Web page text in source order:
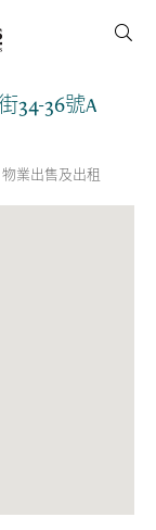
34-36號A
業出售及出租